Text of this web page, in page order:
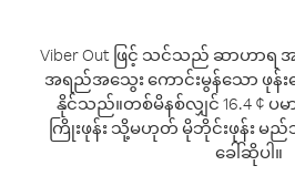
Viber Out ဖြင့် သင်သည် ဆာဟာရ
အရည်အသွေး ကောင်းမွန်သော ဖုန်း
နိုင်သည်။တစ်မိနစ်လျှင် 16.4 ¢ ပ
ကြိုးဖုန်း သို့မဟုတ် မိုဘိုင်းဖုန်း မ
ခေါ်ဆိုပါ။